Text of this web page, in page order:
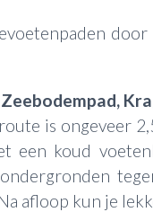
is ongeveer
een koud
afloop kun je